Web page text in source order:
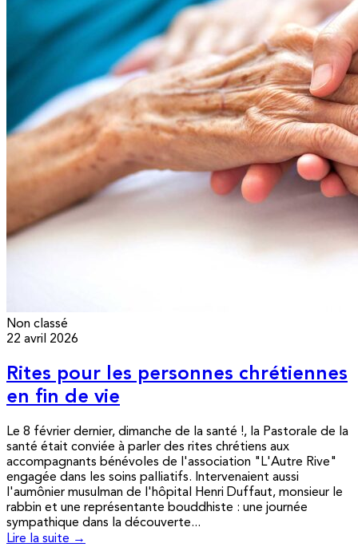
Non classé
22 avril 2026
Rites pour les personnes chrétiennes
en fin de vie
Le 8 février dernier, dimanche de la santé !, la Pastorale de la
santé était conviée à parler des rites chrétiens aux
accompagnants bénévoles de l'association "L'Autre Rive"
engagée dans les soins palliatifs. Intervenaient aussi
l'aumônier musulman de l'hôpital Henri Duffaut, monsieur le
rabbin et une représentante bouddhiste : une journée
sympathique dans la découverte...
Lire la suite →